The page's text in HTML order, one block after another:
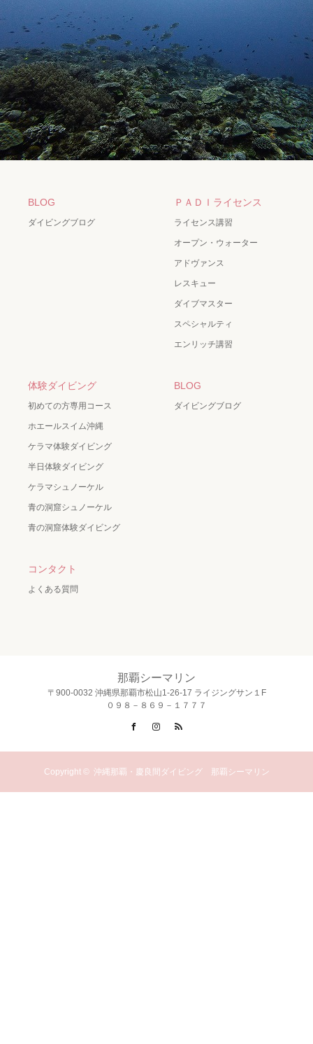
BLOG
ダイビングブログ
ＰＡＤＩライセンス
ライセンス講習
オープン・ウォーター
アドヴァンス
レスキュー
ダイブマスター
スペシャルティ
エンリッチ講習
体験ダイビング
初めての方専用コース
ホエールスイム沖縄
ケラマ体験ダイビング
半日体験ダイビング
ケラマシュノーケル
青の洞窟シュノーケル
青の洞窟体験ダイビング
BLOG
ダイビングブログ
コンタクト
よくある質問
那覇シーマリン
〒900-0032 沖縄県那覇市松山1-26-17 ライジングサン１F
０９８－８６９－１７７７
FacebookInstagram
Copyright © 沖縄那覇・慶良間ダイビング 那覇シーマリン